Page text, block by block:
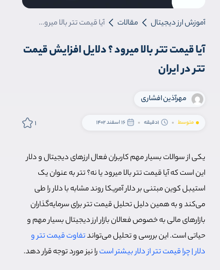
آموزش ارز دیجیتال مقالات آیا قیمت تتر بالا میرود ؟ دلایل افزایش قیمت تتر در ایران
آیا قیمت تتر بالا میرود ؟ دلایل افزایش قیمت
تتر در ایران
مهرآ‌ذین افشاری
متوسط 1دقیقه 16 اسفند 1402 1
یکی از سوالات بسیار مهم کاربران فعال ارزهای دیجیتال و دلار
این است که آیا قیمت تتر بالا میرود یا نه؟ تتر به عنوان یک
استیبل کوین مبتنی بر دلار آمریکا روند مشابه با دلار را طی
می‌کند و به همین دلیل تحلیل قیمت تتر برای سرمایه‌گذاران
بازارهای مالی به خصوص فعالان بازار ارز دیجیتال بسیار مهم و
حیاتی است. این بررسی و تحلیل می‌تواندتفاوت قیمت تتر و
دلار | چرا قیمت تتر از دلار بیشتر است را نیز مورد توجه قرار دهد.